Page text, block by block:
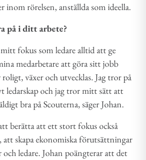
inom rörelsen, anställda som ideella.
på i ditt arbete?
fokus som ledare alltid att ge
medarbetare att göra sitt jobb
växer och utvecklas. Jag tror på
ledarskap och jag tror mitt sätt att
bra på Scouterna, säger Johan.
berätta att ett stort fokus också
skapa ekonomiska förutsättningar
ledare. Johan poängterar att det